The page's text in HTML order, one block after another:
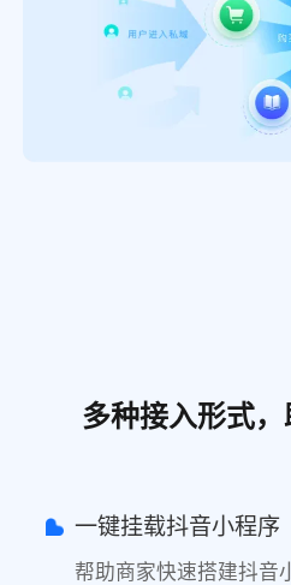
多种接入形式
一键挂载抖音小程序
帮助商家快速搭建抖音